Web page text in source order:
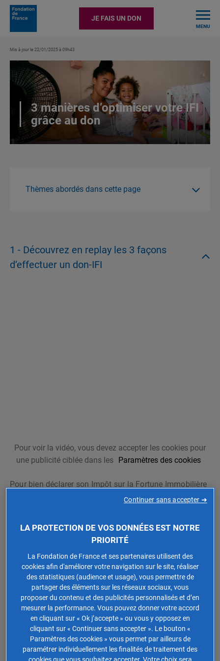
JE FAIS UN DON
MENU
Mis à jour le 22/01/2025 à 09h43
3 manières d’optimiser votre IFI
grâce au don
Thèmes abordés dans cette page
1 - Découvrez en replay les 3 façons
d’effectuer un don-IFI
Pour voir la vidéo, vous devez accepter les cookies pour
une publicité ciblée dans les
Paramètres des cookies
Pour bien déclarer son Impôt sur la Fortune Immobilière
(IFI) en 2025, il est recommandé d’anticiper : nouvelles
réduire le montant de votre impôt. Découvrez en replay
les 3 façons d’effectuer un don-IFI décryptées lors de
notre émission « En tête à tête avec » du 24 avril 2024.
2 - Réduisez votre IFI 2025
L’exercice de la déclaration d’Impôt sur la Fortune
Immobilière (IFI) revient chaque printemps. Pour
décrypter les différentes manières d’optimiser votre
LA PROTECTION DE VOS DONNÉES EST NOTRE
PRIORITÉ
La Fondation de France et ses partenaires utilisent des
cookies afin d'améliorer votre navigation sur le site, réaliser
des statistiques (audience et usage), vous permettre de
partager des éléments sur les réseaux sociaux, vous
proposer du contenu et des publicités personnalisés et d’en
mesurer la performance. Vous pouvez donner votre accord
en cliquant sur « Ok j’accepte » ou vous y opposez en
cliquant sur « Continuer sans accepter ». Le bouton «
Paramètres des cookies » vous permet par ailleurs de
paramétrer individuellement les finalités de traitement des
Continuer sans accepter ➜